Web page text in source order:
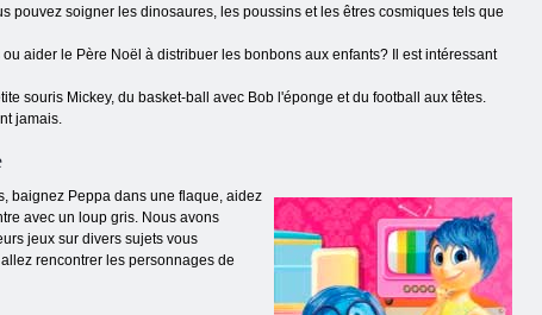
pouvez soigner les dinosaures, les poussins et les êtres cosmiques tels que
aider le Père Noël à distribuer les bonbons aux enfants? Il est intéressant
souris Mickey, du basket-ball avec Bob l'éponge et du football aux têtes.
jamais.
baignez Peppa dans une flaque, aidez
avec un loup gris. Nous avons
jeux sur divers sujets vous
rencontrer les personnages de